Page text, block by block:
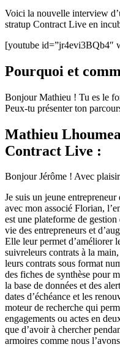
Voici la nouvelle interview
stratup Contract Live en
[youtube id=”jr4evi3BQb4″
Pourquoi et
Bonjour Mathieu ! Tu es le
Peux-tu présenter ton
Mathieu
Contract Live :
Bonjour Jérôme ! Avec
Je suis un jeune
avec mon associé Florian,
est une plateforme de
vie des entrepreneurs et
Elle leur permet d’améliorer
suivreleurs contrats à la
leurs contrats sous format
des fiches de synthèse pour
la base de données et des
dates d’échéance et les
moteur de recherche qui
engagements ou actes en
que d’avoir à chercher
armoires comme nous